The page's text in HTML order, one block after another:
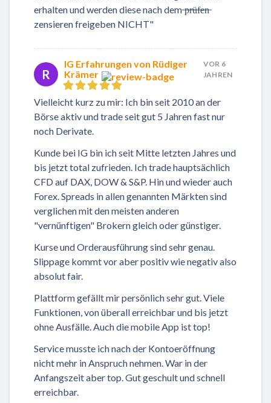
erhalten und werden diese nach dem ̶p̶̶r̶̶ü̶̶f̶̶e̶̶n̶
zensieren freigeben NICHT"
R
IG Erfahrungen von Rüdiger
Krämer
VOR 6
JAHREN
Vielleicht kurz zu mir: Ich bin seit 2010 an der
Börse aktiv und trade seit gut 5 Jahren fast nur
noch Derivate.
Kunde bei IG bin ich seit Mitte letzten Jahres und
bis jetzt total zufrieden. Ich trade hauptsächlich
CFD auf DAX, DOW & S&P. Hin und wieder auch
Forex. Spreads in allen genannten Märkten sind
verglichen mit den meisten anderen
"vernünftigen" Brokern gleich oder günstiger.
Kurse und Orderausführung sind sehr genau.
Slippage kommt vor aber positiv wie negativ also
absolut fair.
Plattform gefällt mir persönlich sehr gut. Viele
Funktionen, von überall erreichbar und bis jetzt
ohne Ausfälle. Auch die mobile App ist top!
Service musste ich nach der Kontoeröffnung
nicht mehr in Anspruch nehmen. War in der
Anfangszeit aber top. Gut geschult und schnell
erreichbar.